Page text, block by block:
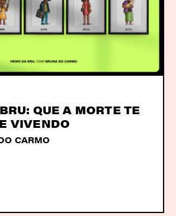
QUE A MORTE TE
VIVENDO
CARMO